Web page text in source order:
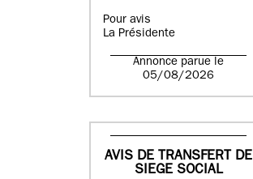
Pour avis
La Présidente
Annonce parue le
05/08/2026
AVIS DE TRANSFERT DE
SIEGE SOCIAL